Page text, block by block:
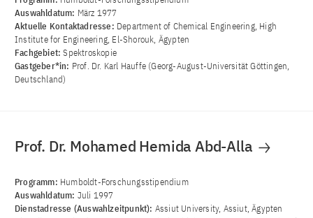
Auswahldatum: März 1977
Aktuelle Kontaktadresse: Department of Chemical Engineering, High
Institute for Engineering, El-Shorouk, Ägypten
Fachgebiet:Spektroskopie
Gastgeber*in: Prof. Dr. Karl Hauffe (Georg-August-Universität Göttingen,
Deutschland)
Prof. Dr. Mohamed Hemida Abd-Alla
Programm: Humboldt-Forschungsstipendium
Auswahldatum: Juli 1997
Dienstadresse (Auswahlzeitpunkt): Assiut University, Assiut, Ägypten